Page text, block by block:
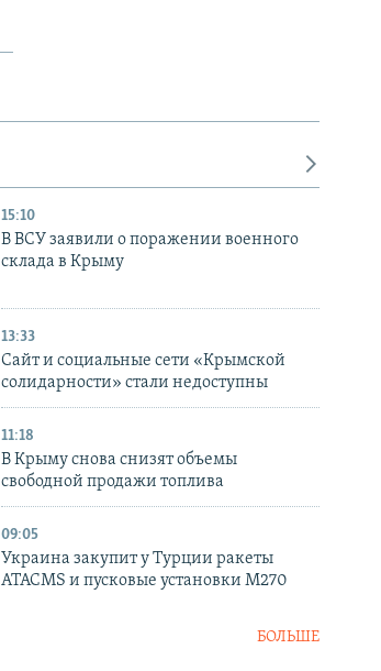
15:10
В ВСУ заявили о поражении военного
склада в Крыму
13:33
Сайт и социальные сети «Крымской
солидарности» стали недоступны
11:18
В Крыму снова снизят объемы
свободной продажи топлива
09:05
Украина закупит у Турции ракеты
ATACMS и пусковые установки M270
БОЛЬШЕ